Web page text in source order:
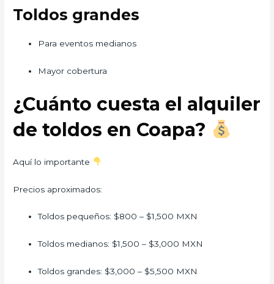
Toldos grandes
Para eventos medianos
Mayor cobertura
¿Cuánto cuesta el alquiler
de toldos en Coapa?
Aquí lo importante
Precios aproximados:
Toldos pequeños: $800 – $1,500 MXN
Toldos medianos: $1,500 – $3,000 MXN
Toldos grandes: $3,000 – $5,500 MXN